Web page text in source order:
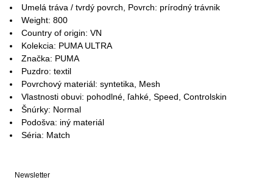
Umelá tráva / tvrdý povrch, Povrch: prírodný trávnik
Weight: 800
Country of origin: VN
Kolekcia: PUMA ULTRA
Značka: PUMA
Puzdro: textil
Povrchový materiál: syntetika, Mesh
Vlastnosti obuvi: pohodlné, ľahké, Speed, Controlskin
Šnúrky: Normal
Podošva: iný materiál
Séria: Match
Newsletter